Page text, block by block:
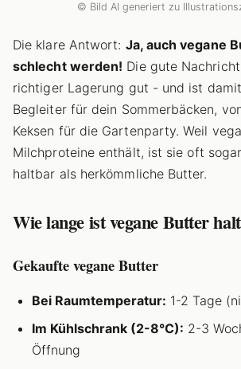
© Bild AI generiert zu
Die klare Antwort: Ja, auch vegane
schlecht werden! Die gute
richtiger Lagerung gut - und ist
Begleiter für dein Sommerbäcken,
Keksen für die Gartenparty. Weil
Milchproteine enthält, ist sie oft
haltbar als herkömmliche Butter.
Wie lange ist vegane Butter
Gekaufte vegane Butter
Bei Raumtemperatur: 1-2 Tage
Im Kühlschrank (2-8°C): 2-3
Öffnung